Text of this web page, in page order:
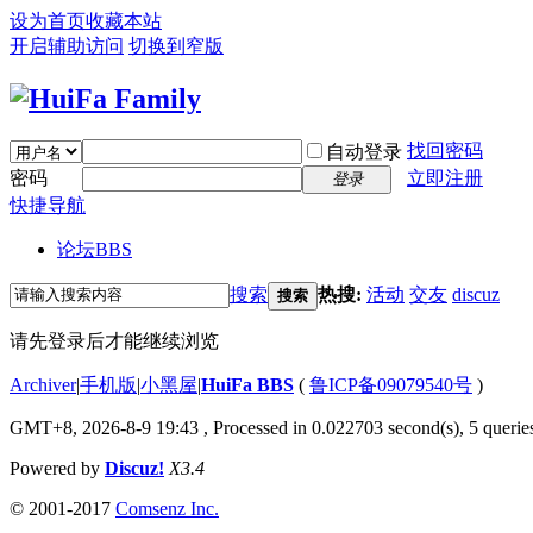
设为首页收藏本站
开启辅助访问 切换到窄版
自动登录 找回密码
密码
登录
立即注册
快捷导航
论坛BBS
搜索 搜索 热搜: 活动 交友 discuz
请先登录后才能继续浏览
Archiver|手机版|小黑屋|HuiFa BBS ( 鲁ICP备09079540号 )
GMT+8, 2026-8-9 19:43 , Processed in 0.022703 second(s), 5
Powered by Discuz! X3.4
© 2001-2017 Comsenz Inc.